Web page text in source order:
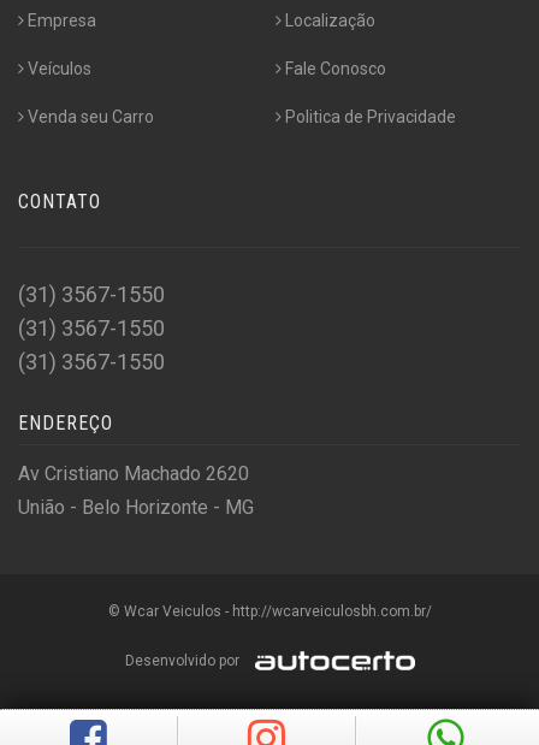
Empresa
Veículos
Venda seu Carro
Localização
Fale Conosco
Politica de Privacidade
CONTATO
(31) 3567-1550
(31) 3567-1550
(31) 3567-1550
ENDEREÇO
Av Cristiano Machado 2620
União - Belo Horizonte - MG
© Wcar Veiculos - http://wcarveiculosbh.com.br/
Desenvolvido por